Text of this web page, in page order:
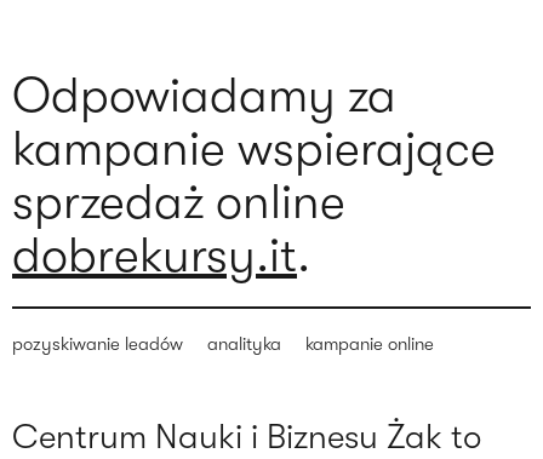
pozyskiwanie leadów analityka kampanie online
Odpowiadamy za
kampanie wspierające
sprzedaż online
dobrekursy.it.
Centrum Nauki i Biznesu Żak to